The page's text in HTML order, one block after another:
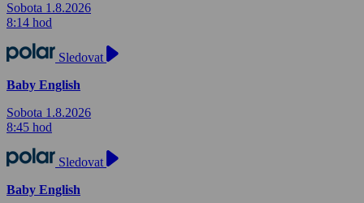
Sobota 1.8.2026
8:14 hod
Sledovat
Baby English
Sobota 1.8.2026
8:45 hod
Sledovat
Baby English